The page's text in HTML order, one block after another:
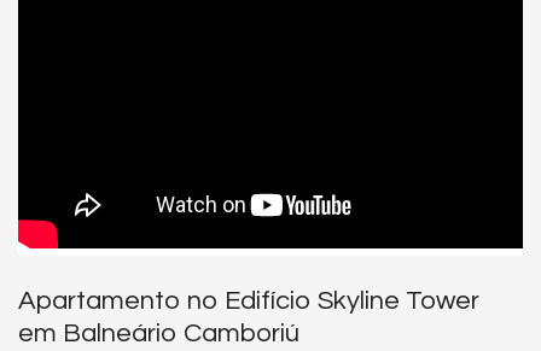
Apartamento no Edifício Skyline Tower
em Balneário Camboriú